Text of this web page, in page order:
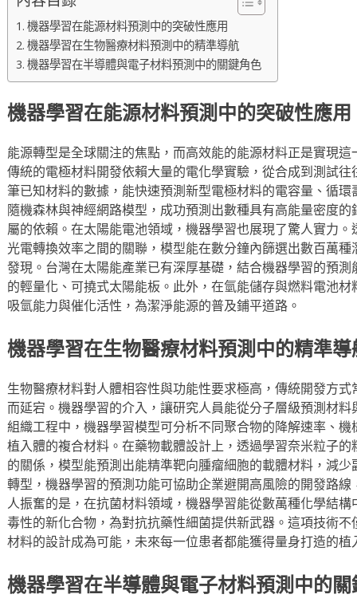
機器學習在能源材料預測中的突破性應用
機器學習在生物醫療材料預測中的精準導航
機器學習在半導體與電子材料預測中的關鍵角色
機器學習在能源材料預測中的突破性應用
能源轉型是全球關注的焦點，而高效能的能源材料正是實現
傳統的電極材料開發依賴大量的電化學實驗，從合成到測試
筆已知材料的數據，能快速預測新型電極材料的電容量、循
隨機森林與神經網路模型，成功預測出數種具有高能量密度
屬的依賴。在太陽能電池領域，機器學習也展現了驚人實力
光電轉換效率之間的關聯，模型能在數分鐘內篩選出數百萬
發現。台灣在太陽能產業已有深厚基礎，結合機器學習的預
的輕量化、可撓式太陽能板。此外，在氫能儲存與燃料電池
吸氫能力與催化活性，為潔淨能源的普及鋪平道路。
機器學習在生物醫療材料預測中的精準導
生物醫療材料對人體相容性與功能性要求極高，傳統開發方
而延宕。機器學習的介入，讓研究人員能從分子層級預測材
組織工程中，機器學習模型可分析不同聚合物的降解速率、
植入體的複合材料。在藥物載體設計上，透過學習奈米粒子
的關係，模型能預測出能精準靶向腫瘤細胞的載體材料，減
轉型，機器學習的預測功能可協助企業避開高風險的開發路
人振奮的是，在抗菌材料領域，機器學習能從數萬種化學結
毒性的新化合物，為對抗抗藥性細菌提供新武器。這項技術
材料的設計成為可能，未來每一位患者都能獲得量身打造的植
機器學習在半導體與電子材料預測中的